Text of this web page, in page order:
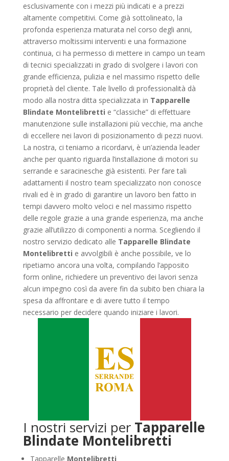
esclusivamente con i mezzi più indicati e a prezzi
altamente competitivi. Come già sottolineato, la
profonda esperienza maturata nel corso degli anni,
attraverso moltissimi interventi e una formazione
continua, ci ha permesso di mettere in campo un team
di tecnici specializzati in grado di svolgere i lavori con
grande efficienza, pulizia e nel massimo rispetto delle
proprietà del cliente. Tale livello di professionalità dà
modo alla nostra ditta specializzata in Tapparelle
Blindate Montelibretti e “classiche” di effettuare
manutenzione sulle installazioni più vecchie, ma anche
di eccellere nei lavori di posizionamento di pezzi nuovi.
La nostra, ci teniamo a ricordarvi, è un’azienda leader
anche per quanto riguarda l’installazione di motori su
serrande e saracinesche già esistenti. Per fare tali
adattamenti il nostro team specializzato non conosce
rivali ed è in grado di garantire un lavoro ben fatto in
tempi davvero molto veloci e nel massimo rispetto
delle regole grazie a una grande esperienza, ma anche
grazie all’utilizzo di componenti a norma. Scegliendo il
nostro servizio dedicato alle Tapparelle Blindate
Montelibretti e avvolgibili è anche possibile, ve lo
ripetiamo ancora una volta, compilando l’apposito
form online, richiedere un preventivo dei lavori senza
alcun impegno così da avere fin da subito ben chiara la
spesa da affrontare e di avere tutto il tempo
necessario per decidere quando iniziare i lavori.
I nostri servizi per Tapparelle
Blindate Montelibretti
Tapparelle Montelibretti